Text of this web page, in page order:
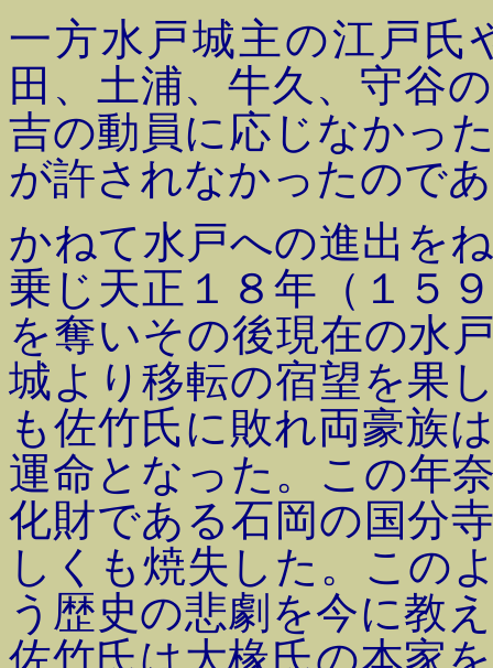
一方水戸城主の江戸氏
田、土浦、牛久、守谷
吉の動員に応じなかっ
が許されなかったので
かねて水戸への進出を
乗じ天正１８年（１５
を奪いその後現在の水
城より移転の宿望を果
も佐竹氏に敗れ両豪族
運命となった。この年
化財である石岡の国分
しくも焼失した。この
う歴史の悲劇を今に教